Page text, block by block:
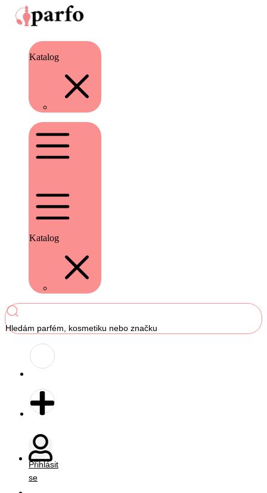
Katalog
Katalog
Hledám parfém, kosmetiku nebo značku
Přihlásit
se